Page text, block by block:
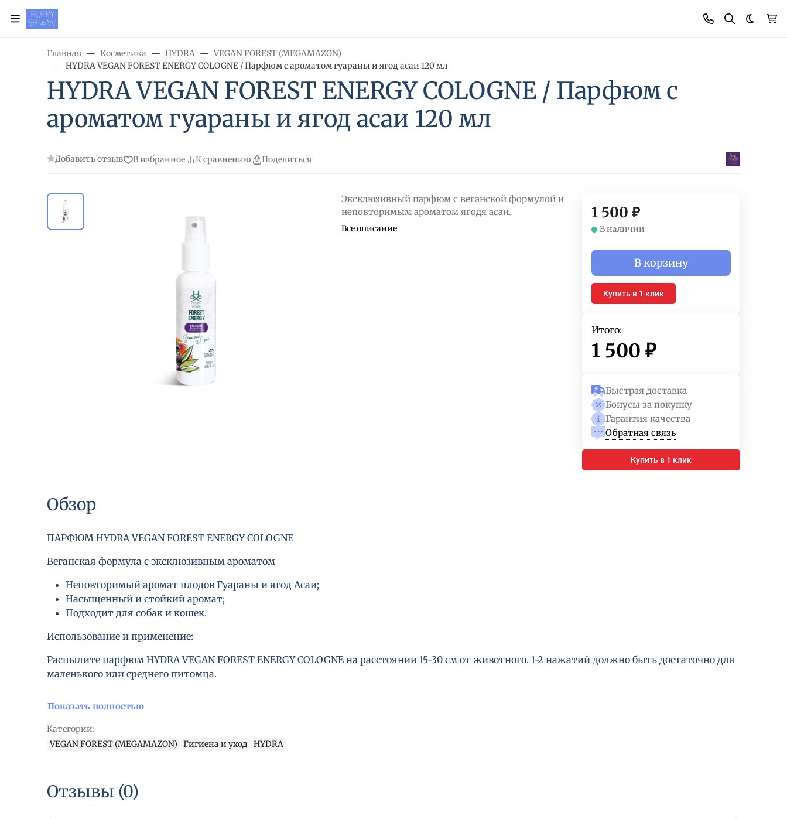
Главная Косметика HYDRA
VEGAN FOREST (MEGAMAZON)
HYDRA VEGAN FOREST ENERGY COLOGNE / Парфюм с ароматом гуараны и ягод асаи 120 мл
HYDRA VEGAN FOREST ENERGY COLOGNE / Парфюм с
ароматом гуараны и ягод асаи 120 мл
Добавить отзыв В избранное К сравнению Поделиться
Эксклюзивный парфюм с веганской формулой и
неповторимым ароматом ягодя асаи.
Все описание
1 500 ₽
В наличии
В корзину
Купить в 1 клик
Итого:
1 500 ₽
Быстрая доставка
Бонусы за покупку
Гарантия качества
Обратная связь
Купить в 1 клик
Обзор
ПАРФЮМ HYDRA VEGAN FOREST ENERGY COLOGNE
Веганская формула с эксклюзивным ароматом
Неповторимый аромат плодов Гуараны и ягод Асаи;
Насыщенный и стойкий аромат;
Подходит для собак и кошек.
Использование и применение:
Распылите парфюм HYDRA VEGAN FOREST ENERGY COLOGNE на расстоянии 15-30 см от животного. 1-2 нажатий должно быть достаточно для
маленького или среднего питомца.
Показать полностью
Категории:
VEGAN FOREST (MEGAMAZON)
Гигиена и уход HYDRA
Отзывы (0)